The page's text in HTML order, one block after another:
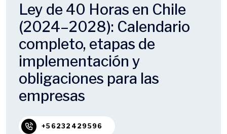
Ley de 40 Horas en Chile
(2024–2028): Calendario
completo, etapas de
implementación y
obligaciones para las
empresas
+56232429596